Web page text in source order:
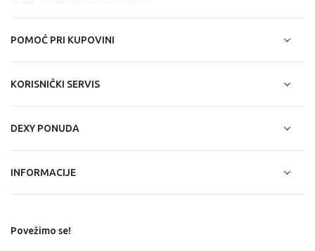
POMOĆ PRI KUPOVINI
KORISNIČKI SERVIS
DEXY PONUDA
INFORMACIJE
Povežimo se!